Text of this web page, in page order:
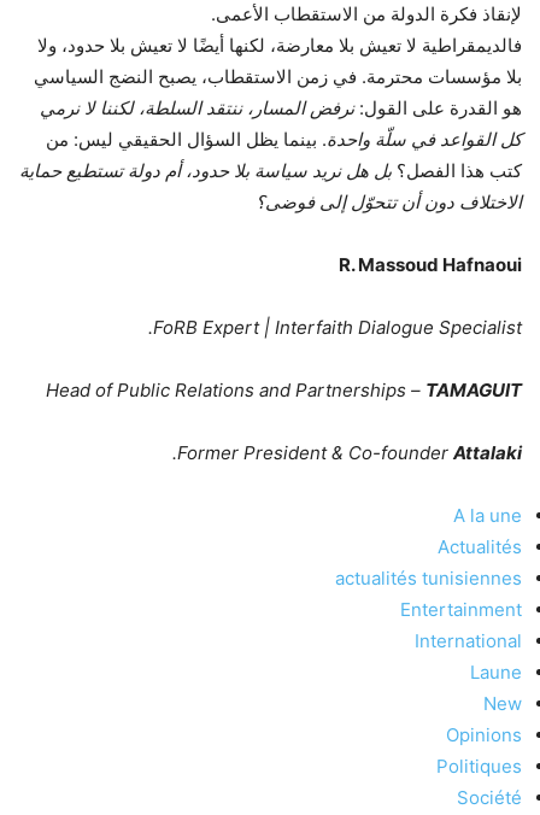
لإنقاذ فكرة الدولة من الاستقطاب الأعمى.
فالديمقراطية لا تعيش بلا معارضة، لكنها أيضًا لا تعيش بلا حدود، ولا
بلا مؤسسات محترمة. في زمن الاستقطاب، يصبح النضج السياسي
هو القدرة على القول:نرفض المسار، ننتقد السلطة، لكننا لا نرمي
كل القواعد في سلّة واحدة. بينما يظل السؤال الحقيقي ليس: من
كتب هذا الفصل؟ بل هل نريد سياسة بلا حدود، أم دولة تستطيع حماية
الاختلاف دون أن تتحوّل إلى فوضى؟
R. Massoud Hafnaoui
FoRB Expert | Interfaith Dialogue Specialist.
Head of Public Relations and Partnerships – TAMAGUIT
Former President & Co-founder Attalaki
.
A la une
Actualités
actualités tunisiennes
Entertainment
International
Laune
New
Opinions
Politiques
Société